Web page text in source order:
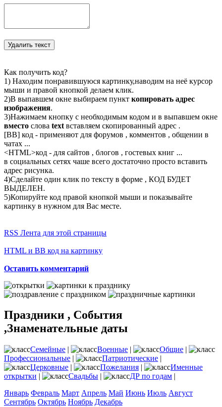
Как получить код?
1) Находим понравившуюся картинку,наводим на неё курсор
мыши и правой кнопкой делаем клик.
2)В выпавшем окне выбираем пункт копировать адрес
изображения.
3)Нажимаем кнопку с необходимым кодом и в выпавшем окне
вместо слова text вставляем скопированный адрес .
[BB] код - применяют для форумов , комментов , общении в
чатах ...
<HTML>код - для сайтов , блогов , гостевых книг ...
в социальных сетях чаше всего достаточно просто вставить
адрес рисунка.
4)Сделайте один клик по тексту в форме , КОД БУДЕТ
ВЫДЕЛЕН.
5)Копируйте код правой кнопкой мыши и показывайте
картинку в нужном для Вас месте.
RSS Лента для этой страницы
HTML и BB код на картинку
Оставить комментарий
Праздники , События
,Знаменательные даты
Семейные | Военные | Общие |
Профессиональные | Патриотические |
Церковные | Пожелания |
Именные
открытки | Свадьбы | ДР по годам |
Январь Февраль Март Апрель Май Июнь Июль Август
Сентябрь Октябрь Ноябрь Декабрь